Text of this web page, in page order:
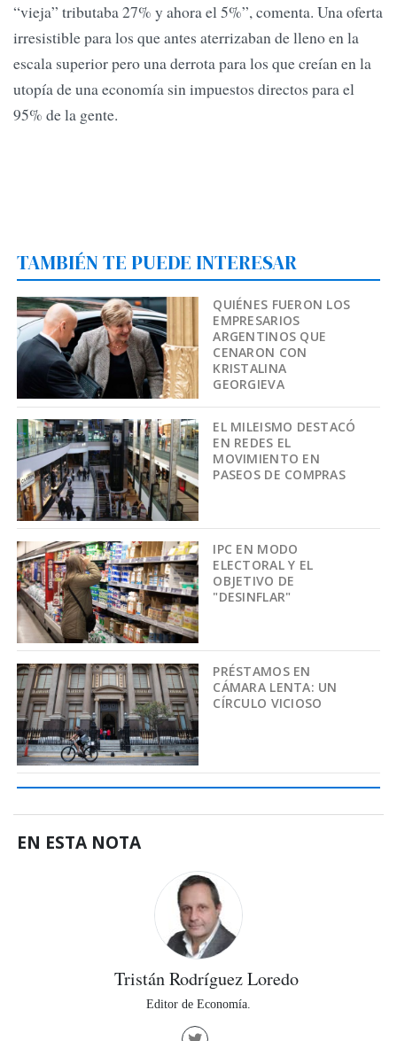
“vieja” tributaba 27% y ahora el 5%”, comenta. Una oferta
irresistible para los que antes aterrizaban de lleno en la
escala superior pero una derrota para los que creían en la
utopía de una economía sin impuestos directos para el
95% de la gente.
TAMBIÉN TE PUEDE INTERESAR
QUIÉNES FUERON LOS
EMPRESARIOS
ARGENTINOS QUE
CENARON CON
KRISTALINA
GEORGIEVA
EL MILEISMO DESTACÓ
EN REDES EL
MOVIMIENTO EN
PASEOS DE COMPRAS
IPC EN MODO
ELECTORAL Y EL
OBJETIVO DE
"DESINFLAR"
PRÉSTAMOS EN
CÁMARA LENTA: UN
CÍRCULO VICIOSO
EN ESTA NOTA
Tristán Rodríguez Loredo
Editor de Economía.